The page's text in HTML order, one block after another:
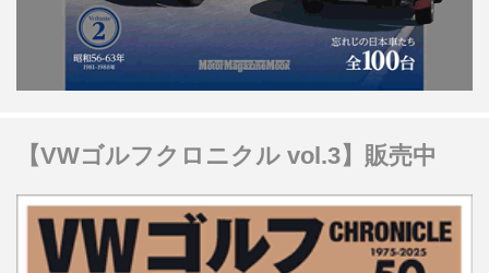
【VWゴルフクロニクル vol.3】販売中